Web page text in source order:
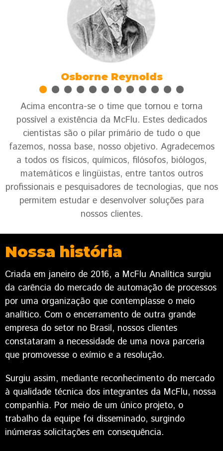
Osborne Reynolds
Acima encontra-se o time que tornou e torna
possível a existência da McFlu. Estes dedicados
cientistas são o pilar primário de tudo o que
fazemos, nossa base, nosso objetivo. Agradecemos
a todos os físicos, químicos, filósofos, biólogos,
matemáticos e lingüistas, entre tantos outros
profissionais e pesquisadores de tecnologias, que nos
permitem estudar e desenvolver soluções para
nossos clientes.
Nossa história
Criada em janeiro de 2016, a McFlu Analítica surgiu
da carência do mercado de automação de processos
por uma organização que contemplasse o meio
analítico. Com o encerramento de outra grande
empresa do setor no Brasil, nossos clientes
constataram a necessidade de uma nova parceria
que promovesse o exímio e a resolução.
Surgiu assim, mediante reconhecimento do mercado
à qualidade técnica dos integrantes da McFlu, nossa
companhia. Por meio de um único projeto, o
trabalho da equipe foi disseminado, surgindo
inúmeras solicitações em consequência.